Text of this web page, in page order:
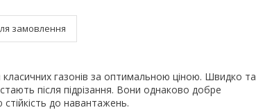
замовлення
класичних газонів за оптимальною ціною. Швидко та
після підрізання. Вони однаково добре
до навантажень.